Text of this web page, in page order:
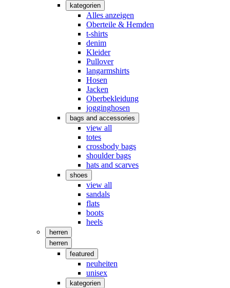
kategorien
Alles anzeigen
Oberteile & Hemden
t-shirts
denim
Kleider
Pullover
langarmshirts
Hosen
Jacken
Oberbekleidung
jogginghosen
bags and accessories
view all
totes
crossbody bags
shoulder bags
hats and scarves
shoes
view all
sandals
flats
boots
heels
herren
herren
featured
neuheiten
unisex
kategorien